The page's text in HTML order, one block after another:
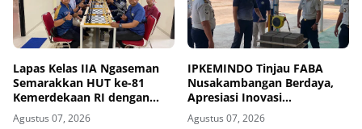
Lapas Kelas IIA Ngaseman
Semarakkan HUT ke-81
Kemerdekaan RI dengan
Lomba Catur Antar Pegawai
Agustus 07, 2026
IPKEMINDO Tinjau FABA
Nusakambangan Berdaya,
Apresiasi Inovasi
Pemasyarakatan
Agustus 07, 2026